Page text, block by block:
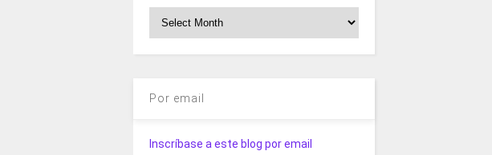
Por email
Inscríbase a este blog por email